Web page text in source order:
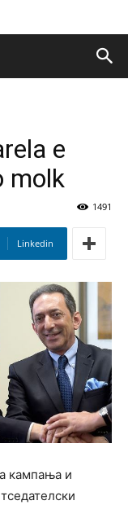
e
molk
1491
Linkedin
кампања и